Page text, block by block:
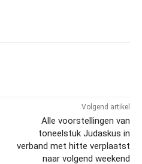
Volgend artikel
Alle voorstellingen van
toneelstuk Judaskus in
verband met hitte verplaatst
naar volgend weekend